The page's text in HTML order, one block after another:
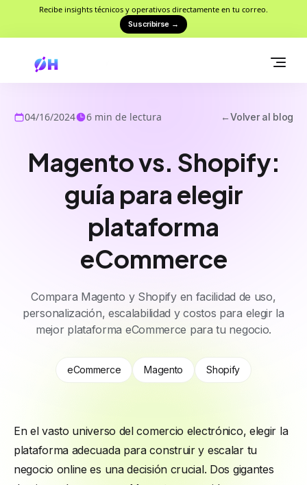
Recibe insights técnicos y operativos directamente en tu correo.
Suscribirse →
04/16/2024 6 min de lectura ←Volver al blog
Magento vs. Shopify:
guía para elegir
plataforma
eCommerce
Compara Magento y Shopify en facilidad de uso,
personalización, escalabilidad y costos para elegir la
mejor plataforma eCommerce para tu negocio.
eCommerce Magento Shopify
En el vasto universo del comercio electrónico, elegir la
plataforma adecuada para construir y escalar tu
negocio online es una decisión crucial. Dos gigantes